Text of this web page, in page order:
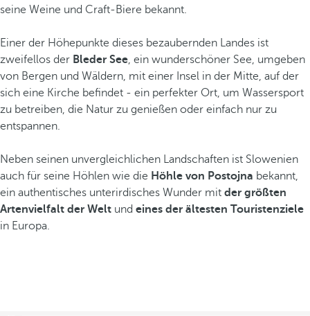
seine Weine und Craft-Biere bekannt.
Einer der Höhepunkte dieses bezaubernden Landes ist
zweifellos der Bleder See, ein wunderschöner See, umgeben
von Bergen und Wäldern, mit einer Insel in der Mitte, auf der
sich eine Kirche befindet - ein perfekter Ort, um Wassersport
zu betreiben, die Natur zu genießen oder einfach nur zu
entspannen.
Neben seinen unvergleichlichen Landschaften ist Slowenien
auch für seine Höhlen wie die Höhle von Postojna bekannt,
ein authentisches unterirdisches Wunder mit der größten
Artenvielfalt der Welt und eines der ältesten Touristenziele
in Europa.